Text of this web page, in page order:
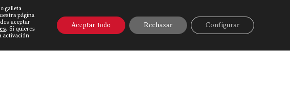
galleta
página
aceptar
. Si quieres
activación
Aceptar todo Rechazar Configurar